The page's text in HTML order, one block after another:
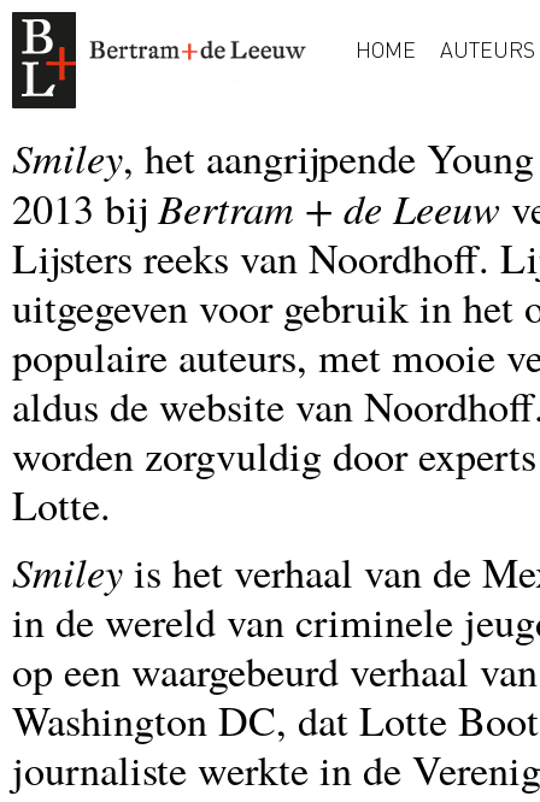
HOME AUTEURS
Smiley, het aangrijpende
2013 bijBertram + de Leeuw
Lijsters reeks van Noordhoff.
uitgegeven voor gebruik in
populaire auteurs, met mooie
aldus de website van
worden zorgvuldig door
Lotte.
Smileyis het verhaal van de
in de wereld van criminele
op een waargebeurd verhaal
Washington DC, dat Lotte
journaliste werkte in de